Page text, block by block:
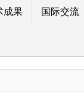
成果 国际交流